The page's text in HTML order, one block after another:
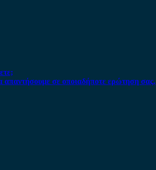
απαντήσουμε σε οποιαδήποτε ερώτηση σας.